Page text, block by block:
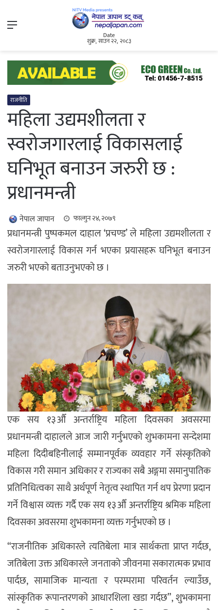
Menu
Date
शुक्र, साउन २२, २०८३
राजनीति
महिला उद्यमशीलता र
स्वरोजगारलाई विकासलाई
घनिभूत बनाउन जरुरी छ :
प्रधानमन्त्री
नेपाल जापान फाल्गुन २४, २०७९
प्रधानमन्त्री पुष्पकमल दाहाल ‘प्रचण्ड’ ले महिला उद्यमशीलता र
स्वरोजगारलाई विकास गर्न भएका प्रयासहरू घनिभूत बनाउन
जरुरी भएको बताउनुभएको छ ।
एक सय १३औँ अन्तर्राष्ट्रिय महिला दिवसका अवसरमा
प्रधानमन्त्री दाहालले आज जारी गर्नुभएको शुभकामना सन्देशमा
महिला दिदीबहिनीलाई सम्मानपूर्वक व्यवहार गर्ने संस्कृतिको
विकास गरी समान अधिकार र राज्यका सबै अङ्गमा समानुपातिक
प्रतिनिधित्वका साथै अर्थपूर्ण नेतृत्व स्थापित गर्न थप प्रेरणा प्रदान
गर्ने विश्वास व्यक्त गर्दै एक सय १३औँ अन्तर्राष्ट्रिय श्रमिक महिला
दिवसका अवसरमा शुभकामना व्यक्त गर्नुभएको छ ।
“राजनीतिक अधिकारले त्यतिबेला मात्र सार्थकता प्राप्त गर्दछ,
जतिबेला उक्त अधिकारले जनताको जीवनमा सकारात्मक प्रभाव
पार्दछ, सामाजिक मान्यता र परम्परामा परिवर्तन ल्याउँछ,
सांस्कृतिक रूपान्तरणको आधारशिला खडा गर्दछ”, शुभकामना